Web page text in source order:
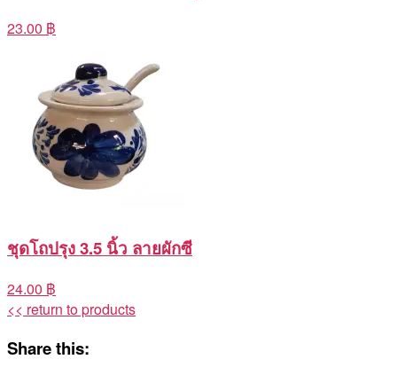
23.00 ฿
ชุดโถปรุง 3.5 นิ้ว ลายผักซี
24.00 ฿
<< return to products
Share this: